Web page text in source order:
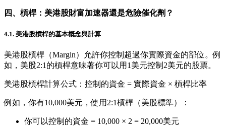
四、槓桿：美港股財富加速器還是危險催化劑？
4.1. 美港股槓桿的基本概念與計算
美港股槓桿（Margin）允許你控制超過你實際資金的部位。例
如，美股2:1的槓桿意味著你可以用1美元控制2美元的股票。
美港股槓桿計算公式：控制的資金 = 實際資金 × 槓桿比率
例如，你有10,000美元，使用2:1槓桿（美股標準）：
你可以控制的資金 = 10,000 × 2 = 20,000美元